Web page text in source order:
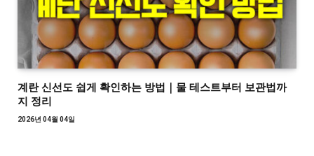
계란 신선도 쉽게 확인하는 방법｜물 테스트부터 보관법까
지 정리
2026년 04월 04일